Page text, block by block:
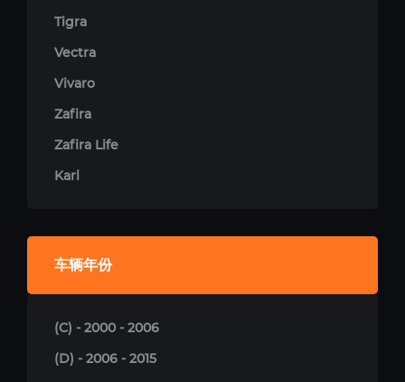
Tigra
Vectra
Vivaro
Zafira
Zafira Life
Karl
车辆年份
(C) - 2000 - 2006
(D) - 2006 - 2015